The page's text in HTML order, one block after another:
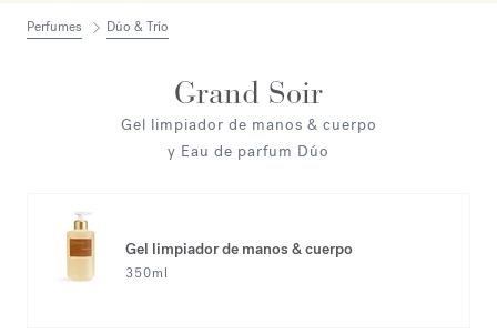
Perfumes Dúo & Trío
Grand Soir
Gel limpiador de manos & cuerpo
y Eau de parfum Dúo
Gel limpiador de manos & cuerpo
350ml